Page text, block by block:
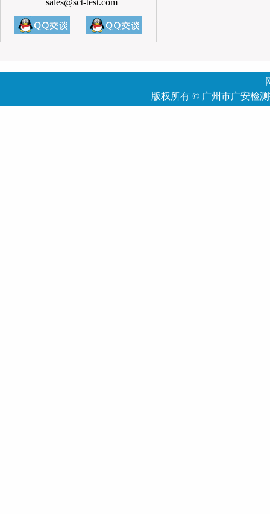
sales@sct-test.com
版权所有 © 广州市广安检